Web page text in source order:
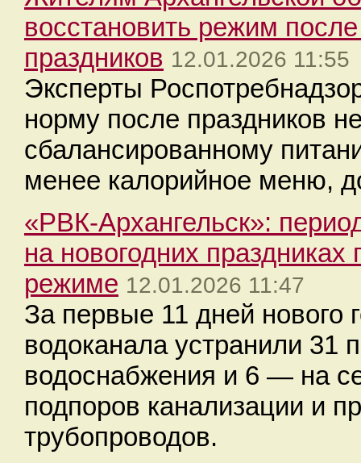
восстановить режим
праздников 12.01.2026 11:55
Эксперты
норму после праздников
сбалансированному
менее калорийное меню,
«РВК-Архангельск»:
на новогодних
режиме 12.01.2026 11:47
За первые 11 дней нового
водоканала устранили 31
водоснабжения и 6 — на
подпоров канализации и
трубопроводов.